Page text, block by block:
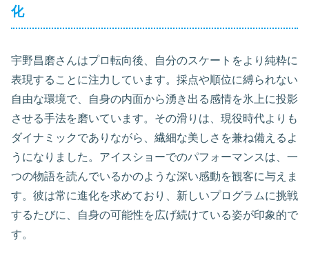
化
宇野昌磨さんはプロ転向後、自分のスケートをより純粋に
表現することに注力しています。採点や順位に縛られない
自由な環境で、自身の内面から湧き出る感情を氷上に投影
させる手法を磨いています。その滑りは、現役時代よりも
ダイナミックでありながら、繊細な美しさを兼ね備えるよ
うになりました。アイスショーでのパフォーマンスは、一
つの物語を読んでいるかのような深い感動を観客に与えま
す。彼は常に進化を求めており、新しいプログラムに挑戦
するたびに、自身の可能性を広げ続けている姿が印象的で
す。